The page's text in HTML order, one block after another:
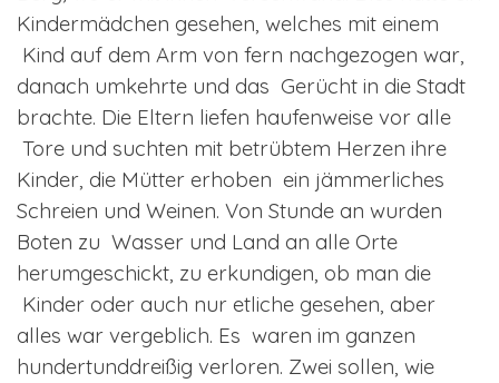
Kindermädchen gesehen, welches mit einem
Kind auf dem Arm von fern nachgezogen war,
danach umkehrte und das Gerücht in die Stadt
brachte. Die Eltern liefen haufenweise vor alle
Tore und suchten mit betrübtem Herzen ihre
Kinder, die Mütter erhoben ein jämmerliches
Schreien und Weinen. Von Stunde an wurden
Boten zu Wasser und Land an alle Orte
herumgeschickt, zu erkundigen, ob man die
Kinder oder auch nur etliche gesehen, aber
alles war vergeblich. Es waren im ganzen
hundertunddreißig verloren. Zwei sollen, wie